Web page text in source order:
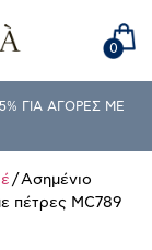
0
ΓΙΑ ΑΓΟΡΕΣ ΜΕ
/ Ασημένιο
πέτρες MC789